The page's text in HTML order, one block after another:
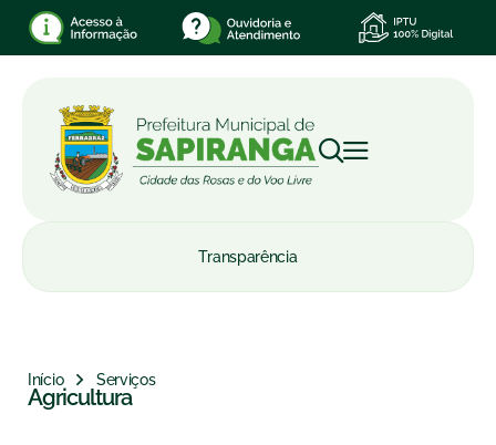
Transparência
Início Serviços
Agricultura